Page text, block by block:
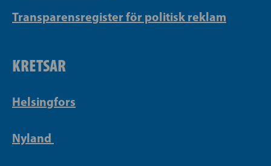
Transparensregister för politisk reklam
KRETSAR
Helsingfors
Nyland